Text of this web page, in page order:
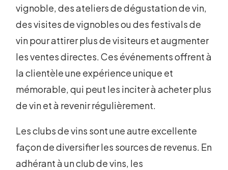
vignoble, des ateliers de dégustation de vin,
des visites de vignobles ou des festivals de
vin pour attirer plus de visiteurs et augmenter
les ventes directes. Ces événements offrent à
la clientèle une expérience unique et
mémorable, qui peut les inciter à acheter plus
de vin et à revenir régulièrement.
Les clubs de vins sont une autre excellente
façon de diversifier les sources de revenus. En
adhérant à un club de vins, les